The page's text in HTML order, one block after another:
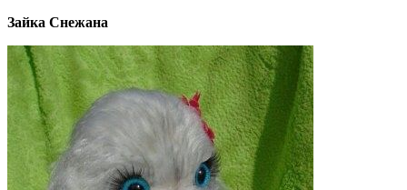
Зайка Снежана